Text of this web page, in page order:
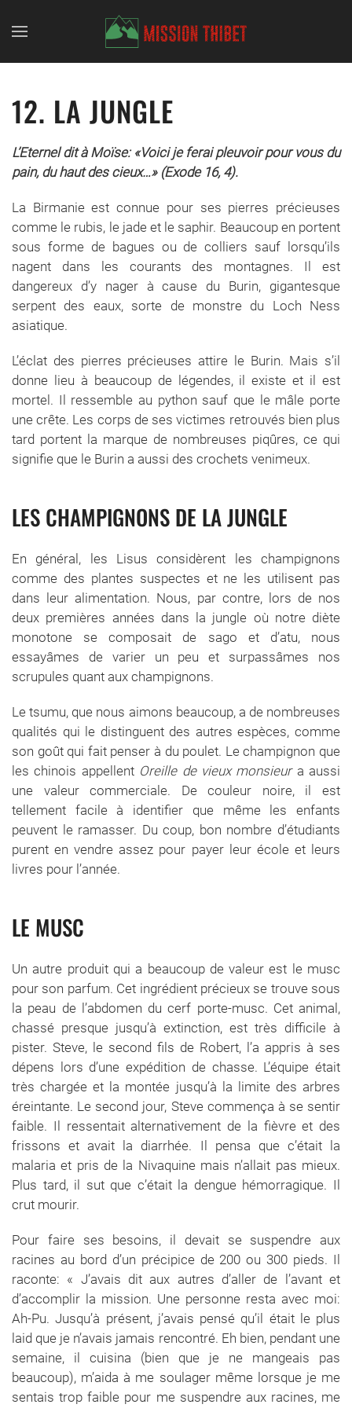
Skip to main content
12. LA JUNGLE
L’Eternel dit à Moïse: «Voici je ferai pleuvoir pour vous du
pain, du haut des cieux…» (Exode 16, 4).
La Birmanie est connue pour ses pierres précieuses
comme le rubis, le jade et le saphir. Beaucoup en portent
sous forme de bagues ou de colliers sauf lorsqu’ils
nagent dans les courants des montagnes. Il est
dangereux d’y nager à cause du Burin, gigantesque
serpent des eaux, sorte de monstre du Loch Ness
asiatique.
L’éclat des pierres précieuses attire le Burin. Mais s’il
donne lieu à beaucoup de légendes, il existe et il est
mortel. Il ressemble au python sauf que le mâle porte
une crête. Les corps de ses victimes retrouvés bien plus
tard portent la marque de nombreuses piqûres, ce qui
signifie que le Burin a aussi des crochets venimeux.
LES CHAMPIGNONS DE LA JUNGLE
En général, les Lisus considèrent les champignons
comme des plantes suspectes et ne les utilisent pas
dans leur alimentation. Nous, par contre, lors de nos
deux premières années dans la jungle où notre diète
monotone se composait de sago et d’atu, nous
essayâmes de varier un peu et surpassâmes nos
scrupules quant aux champignons.
Le tsumu, que nous aimons beaucoup, a de nombreuses
qualités qui le distinguent des autres espèces, comme
son goût qui fait penser à du poulet. Le champignon que
les chinois appellent Oreille de vieux monsieura aussi
une valeur commerciale. De couleur noire, il est
tellement facile à identifier que même les enfants
peuvent le ramasser. Du coup, bon nombre d’étudiants
purent en vendre assez pour payer leur école et leurs
livres pour l’année.
LE MUSC
Un autre produit qui a beaucoup de valeur est le musc
pour son parfum. Cet ingrédient précieux se trouve sous
la peau de l’abdomen du cerf porte-musc. Cet animal,
chassé presque jusqu’à extinction, est très difficile à
pister. Steve, le second fils de Robert, l’a appris à ses
dépens lors d’une expédition de chasse. L’équipe était
très chargée et la montée jusqu’à la limite des arbres
éreintante. Le second jour, Steve commença à se sentir
faible. Il ressentait alternativement de la fièvre et des
frissons et avait la diarrhée. Il pensa que c’était la
malaria et pris de la Nivaquine mais n’allait pas mieux.
Plus tard, il sut que c’était la dengue hémorragique. Il
crut mourir.
Pour faire ses besoins, il devait se suspendre aux
racines au bord d’un précipice de 200 ou 300 pieds. Il
raconte: « J’avais dit aux autres d’aller de l’avant et
d’accomplir la mission. Une personne resta avec moi:
Ah-Pu. Jusqu’à présent, j’avais pensé qu’il était le plus
laid que je n’avais jamais rencontré. Eh bien, pendant une
semaine, il cuisina (bien que je ne mangeais pas
beaucoup), m’aida à me soulager même lorsque je me
sentais trop faible pour me suspendre aux racines, me